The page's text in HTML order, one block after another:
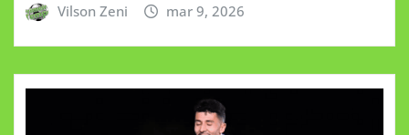
Vilson Zeni mar 9, 2026